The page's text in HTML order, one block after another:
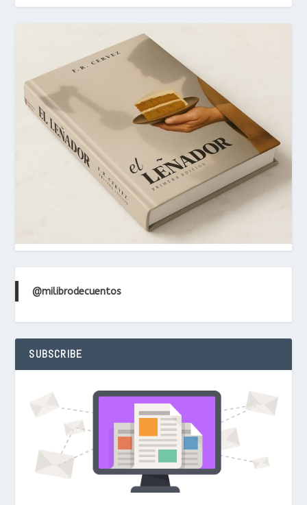
@milibrodecuentos
SUBSCRIBE